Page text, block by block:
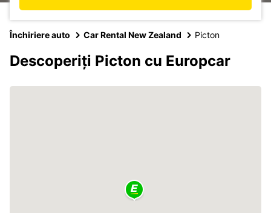
Închiriere auto Car Rental New Zealand Picton
Descoperiți Picton cu Europcar